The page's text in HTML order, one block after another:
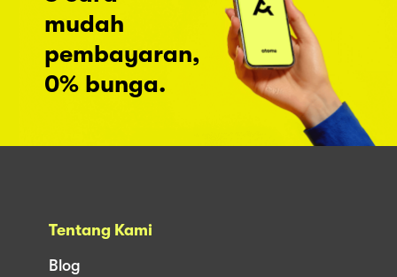
mudah
pembayaran,
0% bunga.
Tentang Kami
Blog